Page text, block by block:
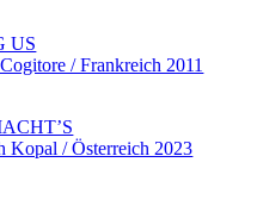
US
/ Frankreich 2011
Kopal / Österreich 2023